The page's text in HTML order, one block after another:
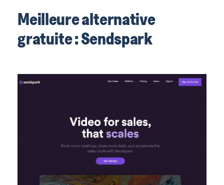
Meilleure alternative
gratuite : Sendspark